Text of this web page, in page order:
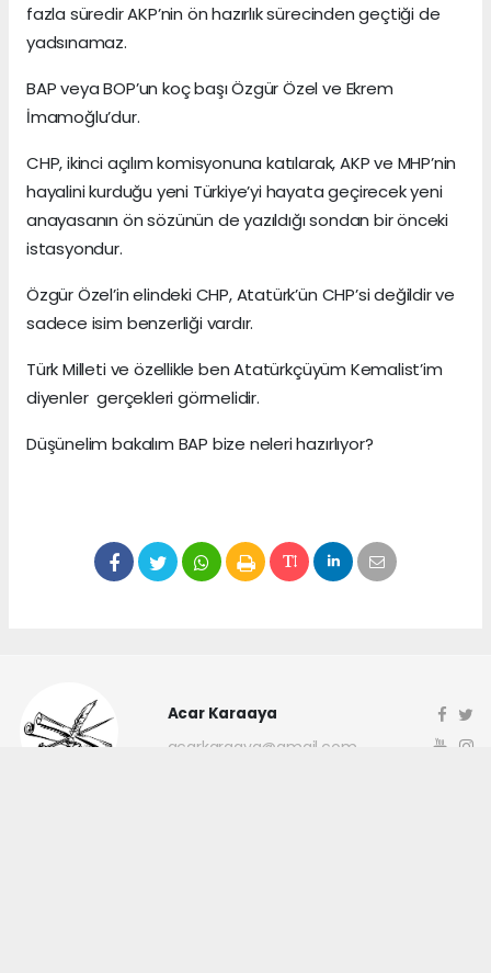
fazla süredir AKP’nin ön hazırlık sürecinden geçtiği de
yadsınamaz.
BAP veya BOP’un koç başı Özgür Özel ve Ekrem
İmamoğlu’dur.
CHP, ikinci açılım komisyonuna katılarak, AKP ve MHP’nin
hayalini kurduğu yeni Türkiye’yi hayata geçirecek yeni
anayasanın ön sözünün de yazıldığı sondan bir önceki
istasyondur.
Özgür Özel’in elindeki CHP, Atatürk’ün CHP’si değildir ve
sadece isim benzerliği vardır.
Türk Milleti ve özellikle ben Atatürkçüyüm Kemalist’im
diyenler gerçekleri görmelidir.
Düşünelim bakalım BAP bize neleri hazırlıyor?
Acar Karaaya
acarkaraaya@gmail.com